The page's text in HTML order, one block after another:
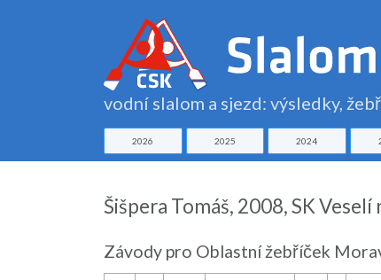
vodní slalom a sjezd: výsledky,
2026 2025 2024
Šišpera Tomáš, 2008, SK
Závody pro Oblastní žebříček